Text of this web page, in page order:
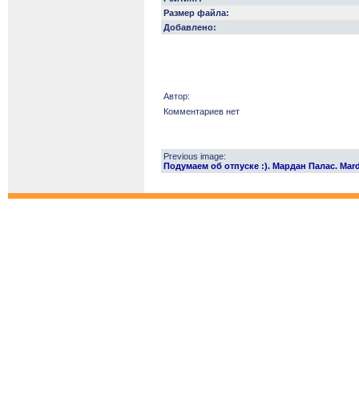
Размер файла:
Добавлено:
Автор:
Комментариев нет
Previous image:
Подумаем об отпуске :). Мардан Палас.